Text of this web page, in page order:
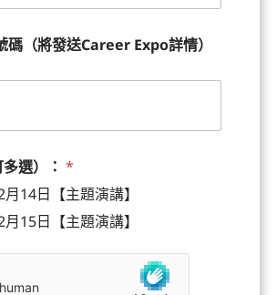
（將發送Career Expo詳情）
選）： *
14日【主題演講】
15日【主題演講】